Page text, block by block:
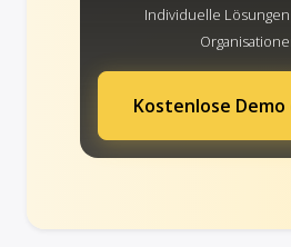
Individuelle
Kostenlose